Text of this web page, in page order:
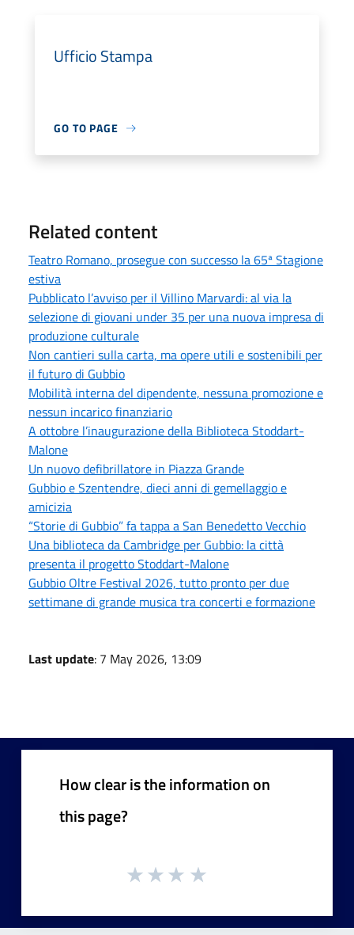
Ufficio Stampa
GO TO PAGE
Related content
Teatro Romano, prosegue con successo la 65ª Stagione
estiva
Pubblicato l’avviso per il Villino Marvardi: al via la
selezione di giovani under 35 per una nuova impresa di
produzione culturale
Non cantieri sulla carta, ma opere utili e sostenibili per
il futuro di Gubbio
Mobilità interna del dipendente, nessuna promozione e
nessun incarico finanziario
A ottobre l’inaugurazione della Biblioteca Stoddart-
Malone
Un nuovo defibrillatore in Piazza Grande
Gubbio e Szentendre, dieci anni di gemellaggio e
amicizia
“Storie di Gubbio” fa tappa a San Benedetto Vecchio
Una biblioteca da Cambridge per Gubbio: la città
presenta il progetto Stoddart-Malone
Gubbio Oltre Festival 2026, tutto pronto per due
settimane di grande musica tra concerti e formazione
Last update: 7 May 2026, 13:09
How clear is the information on
this page?